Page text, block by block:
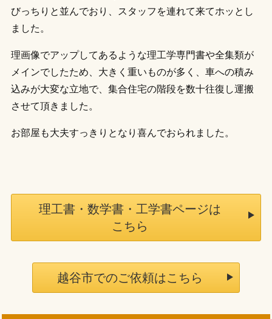
びっちりと並んでおり、スタッフを連れて来てホッとし
ました。
理画像でアップしてあるような理工学専門書や全集類が
メインでしたため、大きく重いものが多く、車への積み
込みが大変な立地で、集合住宅の階段を数十往復し運搬
させて頂きました。
お部屋も大夫すっきりとなり喜んでおられました。
理工書・数学書・工学書ページは
こちら
越谷市でのご依頼はこちら